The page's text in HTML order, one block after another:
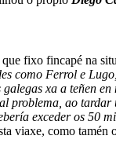
fixo fincapé na
como Ferrol e
xa a teñen en
problema, ao
exceder os 50
viaxe, como tamén